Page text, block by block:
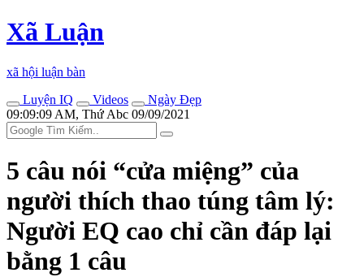
Xã Luận
xã hội luận bàn
Luyện IQ
Videos
Ngày Đẹp
09:09:09 AM, Thứ Abc 09/09/2021
5 câu nói “cửa miệng” của
người thích thao túng tâm lý:
Người EQ cao chỉ cần đáp lại
bằng 1 câu